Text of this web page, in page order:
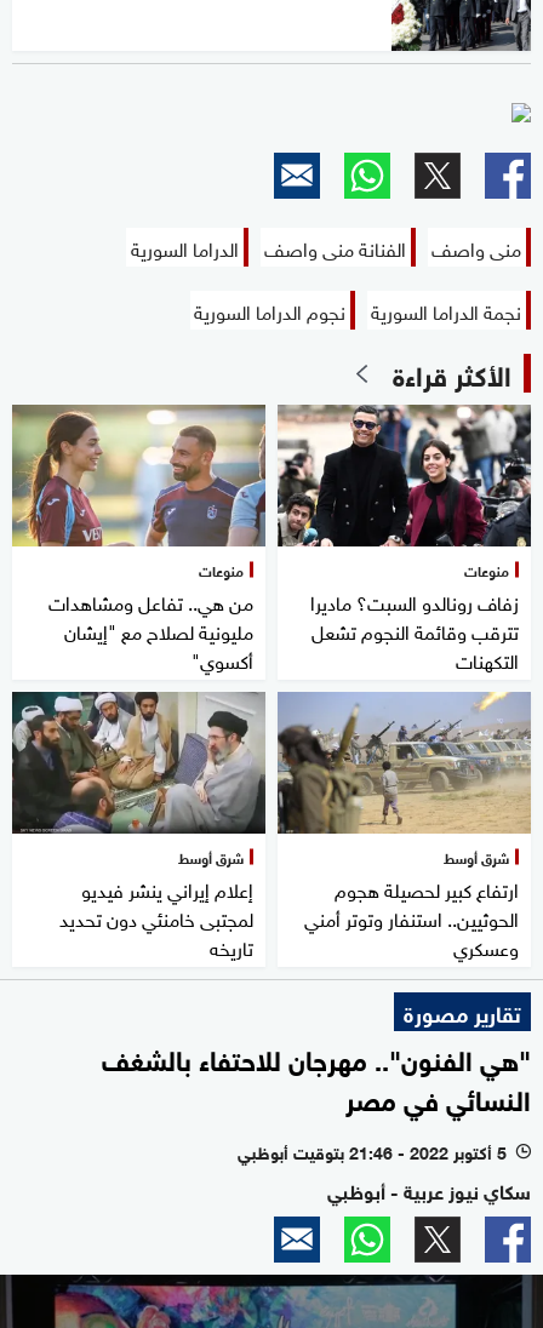
منى واصف الفنانة منى واصف
الدراما السورية
نجمة الدراما السورية
نجوم الدراما السورية
الأكثر قراءة
منوعات
زفاف رونالدو السبت؟ ماديرا
تترقب وقائمة النجوم تشعل
التكهنات
منوعات
من هي.. تفاعل ومشاهدات
مليونية لصلاح مع "إيشان
أكسوي"
شرق أوسط
ارتفاع كبير لحصيلة هجوم
الحوثيين.. استنفار وتوتر أمني
وعسكري
شرق أوسط
إعلام إيراني ينشر فيديو
لمجتبى خامنئي دون تحديد
تاريخه
تقارير مصورة
"هي الفنون".. مهرجان للاحتفاء بالشغف
النسائي في مصر
l 5 أكتوبر 2022 - 21:46 بتوقيت أبوظبي
سكاي نيوز عربية - أبوظبي
seconds